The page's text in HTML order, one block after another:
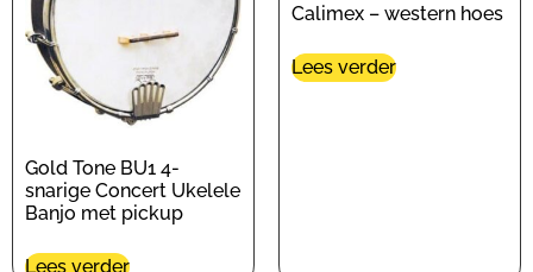
Gold Tone BU1 4-
snarige Concert Ukelele
Banjo met pickup
Lees verder
Calimex – western hoes
Lees verder